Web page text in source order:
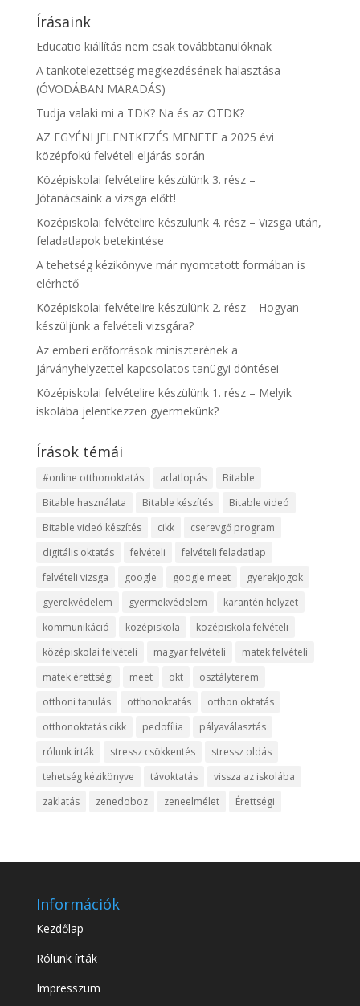
Írásaink
Educatio kiállítás nem csak továbbtanulóknak
A tankötelezettség megkezdésének halasztása
(ÓVODÁBAN MARADÁS)
Tudja valaki mi a TDK? Na és az OTDK?
AZ EGYÉNI JELENTKEZÉS MENETE a 2025 évi
középfokú felvételi eljárás során
Középiskolai felvételire készülünk 3. rész –
Jótanácsaink a vizsga előtt!
Középiskolai felvételire készülünk 4. rész – Vizsga után,
feladatlapok betekintése
A tehetség kézikönyve már nyomtatott formában is
elérhető
Középiskolai felvételire készülünk 2. rész – Hogyan
készüljünk a felvételi vizsgára?
Az emberi erőforrások miniszterének a
járványhelyzettel kapcsolatos tanügyi döntései
Középiskolai felvételire készülünk 1. rész – Melyik
iskolába jelentkezzen gyermekünk?
Írások témái
#online otthonoktatás adatlopás
Bitable
Bitable használata
Bitable készítés
Bitable videó
Bitable videó készítés
cikk
cserevgő program
digitális oktatás
felvételi
felvételi feladatlap
felvételi vizsga
google google meet
gyerekjogok
gyerekvédelem
gyermekvédelem
karantén helyzet
kommunikáció
középiskola
középiskola felvételi
középiskolai felvételi
magyar felvételi
matek felvételi
matek érettségi
meet okt
osztályterem
otthoni tanulás
otthonoktatás
otthon oktatás
otthonoktatás cikk
pedofília
pályaválasztás
rólunk írták
stressz csökkentés
stressz oldás
tehetség kézikönyve
távoktatás
vissza az iskolába
zaklatás
zenedoboz zeneelmélet Érettségi
Információk
Kezdőlap
Rólunk írták
Impresszum